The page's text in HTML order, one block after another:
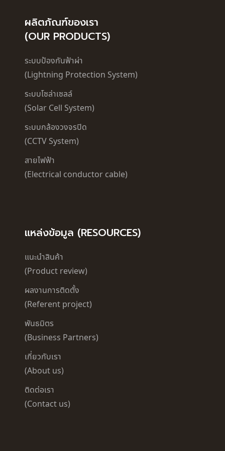
ผลิตภัณฑ์ของเรา
(OUR PRODUCTS)
ระบบป้องกันฟ้าผ่า
(Lightning Protection System)
ระบบโซล่าเซลล์
(Solar Cell System)
ระบบกล้องวงจรปิด
(CCTV System)
สายไฟฟ้า
(Electrical conductor cable)
แหล่งข้อมูล (RESOURCES)
แนะนำสินค้า
(Product review)
ผลงานการติดตั้ง
(Referent project)
พันธมิตร
(Business Partners)
เกี่ยวกับเรา
(About us)
ติดต่อเรา
(Contact us)